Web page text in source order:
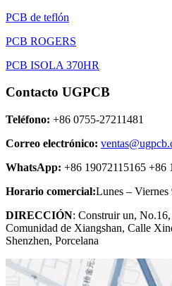
PCB de teflón
PCB ROGERS
PCB ISOLA 370HR
Contacto UGPCB
Teléfono: +86 0755-27211481
Correo electrónico:
WhatsApp: +86 19072115165 +86
Horario comercial:Lunes – Viernes
DIRECCIÓN: Construir un,
Comunidad de Xiangshan, Calle
Shenzhen, Porcelana